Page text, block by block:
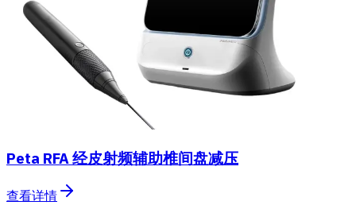
Peta RFA 经皮射频辅助椎间盘减压
查看详情